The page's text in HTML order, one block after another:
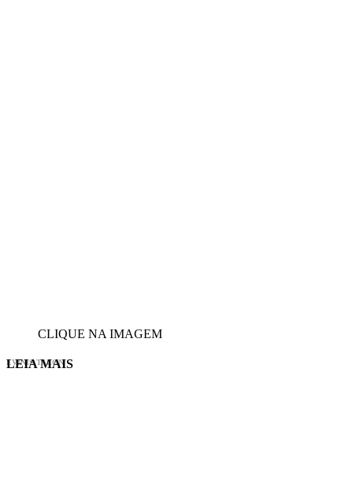
CLIQUE NA IMAGEM
EVINIS TALON
LEIA MAIS